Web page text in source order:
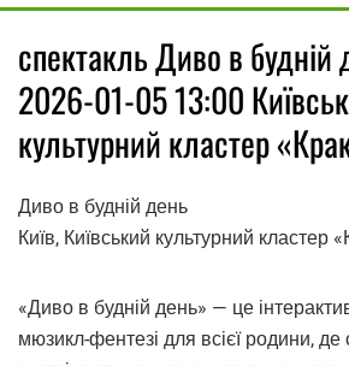
спектакль Диво в будній
2026-01-05 13:00
культурний кластер
Диво в будній день
Київ, Київський культурний кластер
«Диво в будній день» — це
мюзикл-фентезі для всієї родини, де